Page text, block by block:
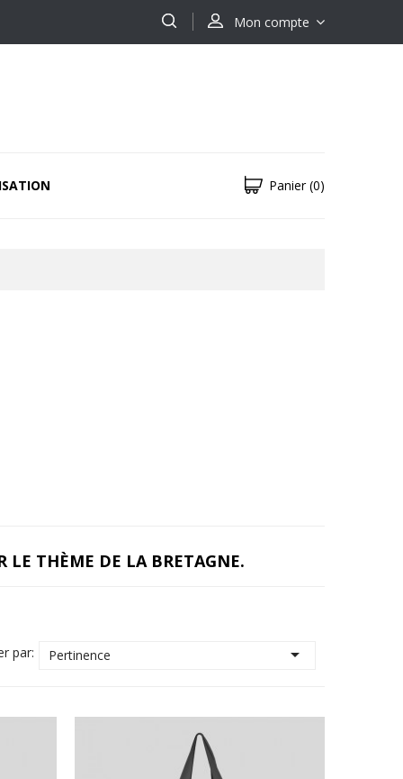
Mon compte
Panier (0)
LE THÈME DE LA BRETAGNE.
par: Pertinence 